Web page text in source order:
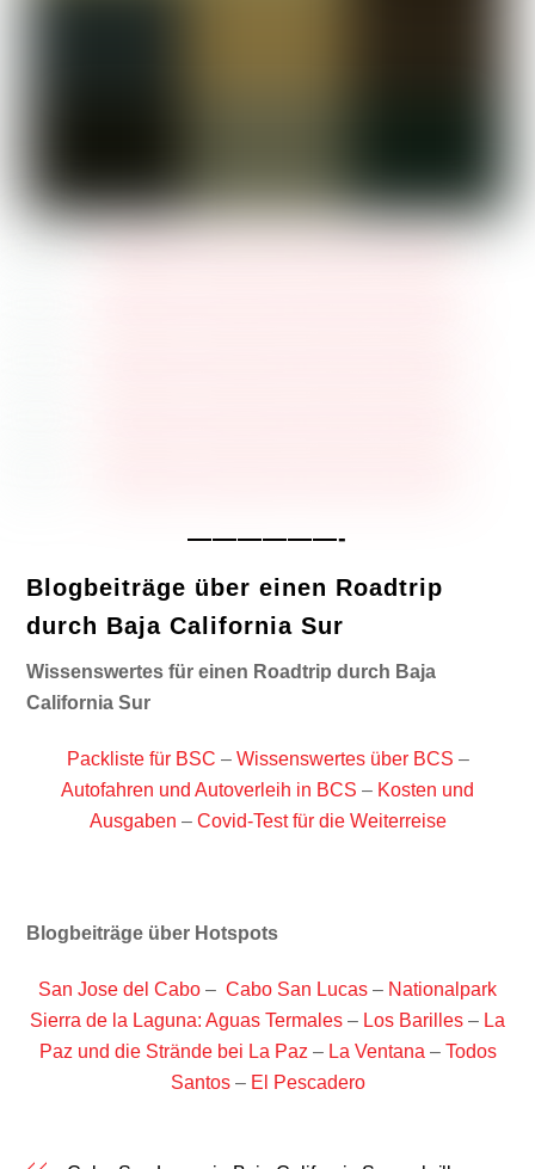
——————-
Blogbeiträge über einen Roadtrip
durch Baja California Sur
Wissenswertes für einen Roadtrip durch Baja
California Sur
Packliste für BSC – Wissenswertes über BCS –
Autofahren und Autoverleih in BCS – Kosten und
Ausgaben – Covid-Test für die Weiterreise
Blogbeiträge über Hotspots
San Jose del Cabo – Cabo San Lucas – Nationalpark
Sierra de la Laguna: Aguas Termales – Los Barilles – La
Paz und die Strände bei La Paz – La Ventana – Todos
Santos– El Pescadero